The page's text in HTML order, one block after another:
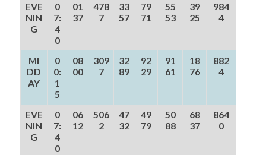
EVE
NIN
G
0
7:
4
0
01
37
478
7
33
57
79
71
55
53
39
25
984
4
MI
DD
AY
0
0:
1
5
08
00
309
7
32
89
92
29
91
61
18
76
882
4
EVE
NIN
G
0
7:
4
0
06
12
506
2
47
32
49
79
50
88
68
37
864
0